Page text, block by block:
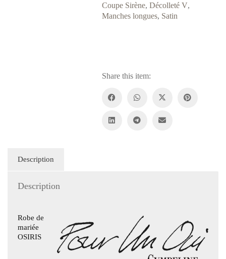
Coupe Sirène, Décolleté V,
Manches longues, Satin
Share this item:
Description
Description
Robe de
mariée
OSIRIS